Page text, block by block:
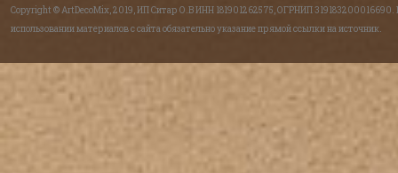
Copyright © ArtDecoMix, 2019, ИП Ситар О.В ИНН 181901262575, ОГРНИП 319183200016690.
использовании материалов с сайта обязательно указание прямой ссылки на источник.